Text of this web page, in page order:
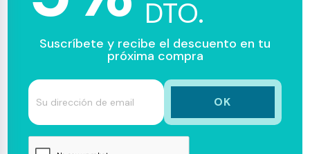
DTO.
Suscríbete y recibe el descuento en tu
próxima compra